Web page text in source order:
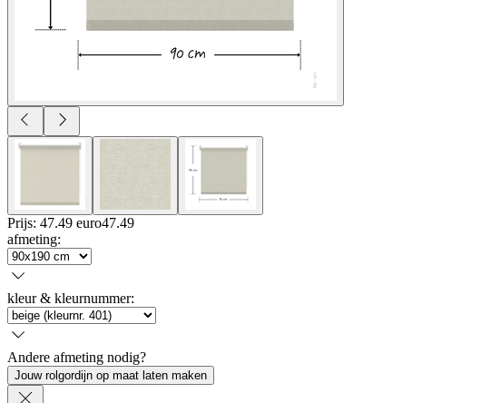
Prijs: 47.49 euro47.49
afmeting:
kleur & kleurnummer:
Andere afmeting nodig?
Jouw rolgordijn op maat laten maken